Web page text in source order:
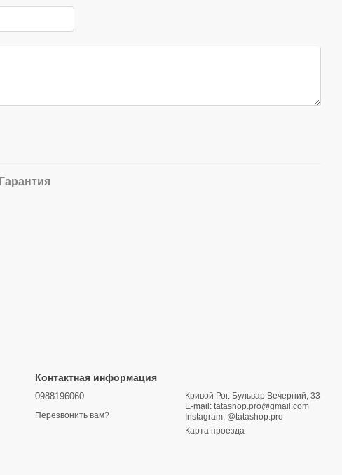
Гарантия
Контактная информация
0988196060
Перезвонить вам?
Кривой Рог. Бульвар Вечерний, 33
E-mail: tatashop.pro@gmail.com
Instagram: @tatashop.pro
Карта проезда